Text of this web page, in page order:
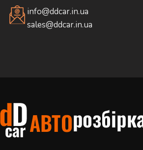
info@ddcar.in.ua
sales@ddcar.in.ua